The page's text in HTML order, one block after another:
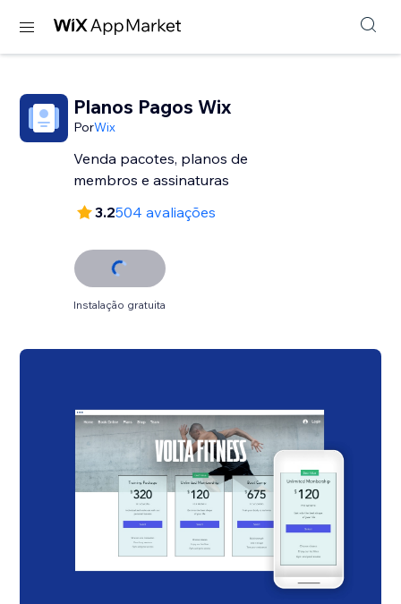
Planos Pagos Wix
PorWix
Venda pacotes, planos de
membros e assinaturas
3.2504 avaliações
Instalação gratuita